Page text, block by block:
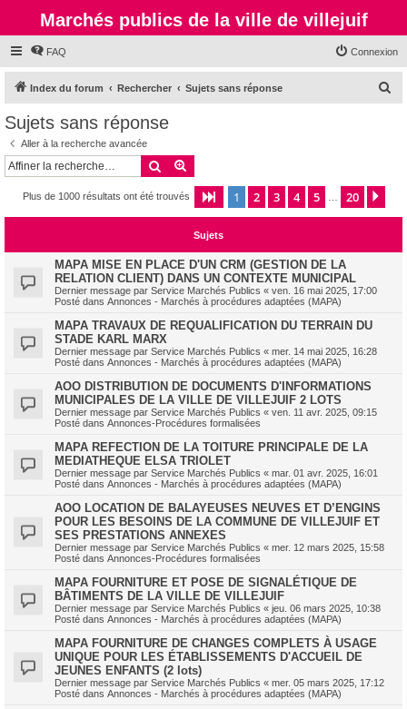
Marchés publics de la ville de villejuif
FAQ Connexion
Index du forum Rechercher Sujets sans réponse
c
Sujets sans réponse
Aller à la recherche avancée
Rechercher
Plus de 1000 résultats ont été trouvés Page 1sur20
1 2 3 4 5 20
Sujets
MAPA MISE EN PLACE D'UN CRM (GESTION DE LA
RELATION CLIENT) DANS UN CONTEXTE MUNICIPAL
Dernier message par Service Marchés Publics « ven. 16 mai 2025, 17:00
Posté dans Annonces - Marchés à procédures adaptées (MAPA)
MAPA TRAVAUX DE REQUALIFICATION DU TERRAIN DU
STADE KARL MARX
Dernier message par Service Marchés Publics « mer. 14 mai 2025, 16:28
Posté dans Annonces - Marchés à procédures adaptées (MAPA)
AOO DISTRIBUTION DE DOCUMENTS D'INFORMATIONS
MUNICIPALES DE LA VILLE DE VILLEJUIF 2 LOTS
Dernier message par Service Marchés Publics « ven. 11 avr. 2025, 09:15
Posté dans Annonces-Procédures formalisées
MAPA REFECTION DE LA TOITURE PRINCIPALE DE LA
MEDIATHEQUE ELSA TRIOLET
Dernier message par Service Marchés Publics « mar. 01 avr. 2025, 16:01
Posté dans Annonces - Marchés à procédures adaptées (MAPA)
AOO LOCATION DE BALAYEUSES NEUVES ET D’ENGINS
POUR LES BESOINS DE LA COMMUNE DE VILLEJUIF ET
SES PRESTATIONS ANNEXES
Dernier message par Service Marchés Publics « mer. 12 mars 2025, 15:58
Posté dans Annonces-Procédures formalisées
MAPA FOURNITURE ET POSE DE SIGNALÉTIQUE DE
BÂTIMENTS DE LA VILLE DE VILLEJUIF
Dernier message par Service Marchés Publics « jeu. 06 mars 2025, 10:38
Posté dans Annonces - Marchés à procédures adaptées (MAPA)
MAPA FOURNITURE DE CHANGES COMPLETS À USAGE
UNIQUE POUR LES ÉTABLISSEMENTS D'ACCUEIL DE
JEUNES ENFANTS (2 lots)
Dernier message par Service Marchés Publics « mer. 05 mars 2025, 17:12
Posté dans Annonces - Marchés à procédures adaptées (MAPA)